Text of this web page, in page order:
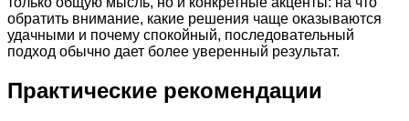
обратить внимание, какие решения чаще оказываются
удачными и почему спокойный, последовательный
подход обычно дает более уверенный результат.
Практические рекомендации